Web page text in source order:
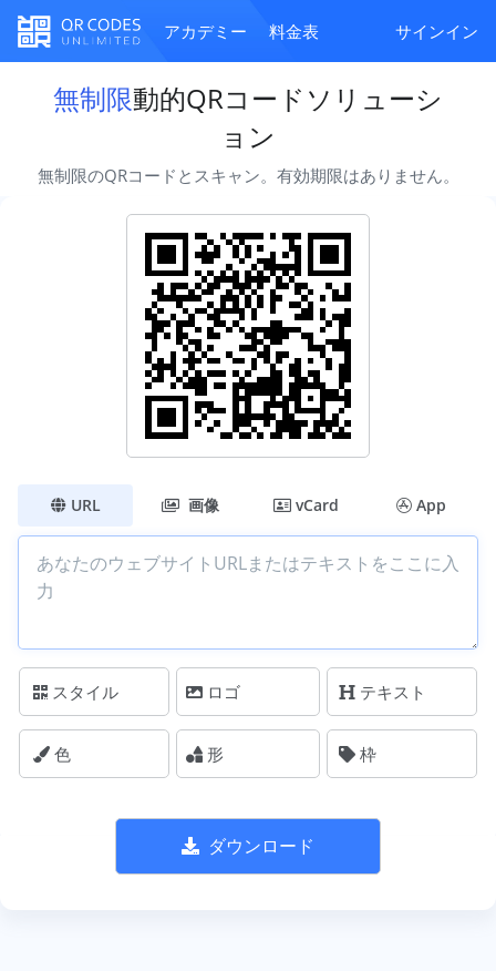
アカデミー 料金表 サインイン
無制限動的QRコードソリューシ
ョン
無制限のQRコードとスキャン。有効期限はありません。
URL 画像 vCard App
スタイル ロゴ テキスト
色 形 枠
ダウンロード